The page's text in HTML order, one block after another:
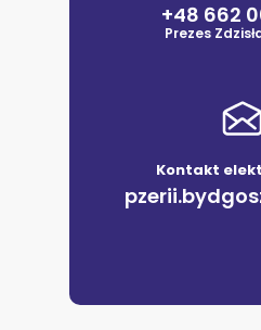
Kontakt
+48 662
Prezes